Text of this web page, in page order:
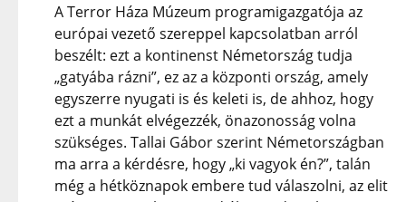
A Terror Háza Múzeum programigazgatója az
európai vezető szereppel kapcsolatban arról
beszélt: ezt a kontinenst Németország tudja
„gatyába rázni”, ez az a központi ország, amely
egyszerre nyugati is és keleti is, de ahhoz, hogy
ezt a munkát elvégezzék, önazonosság volna
szükséges. Tallai Gábor szerint Németországban
ma arra a kérdésre, hogy „ki vagyok én?”, talán
még a hétköznapok embere tud válaszolni, az elit